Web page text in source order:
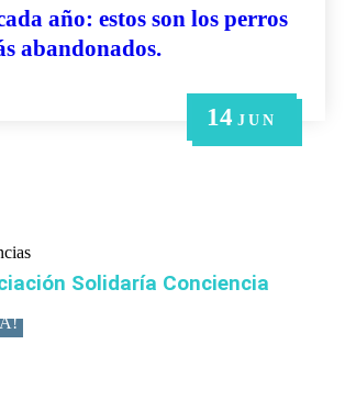
14 JUN
6 MAY
6 MAY
21 JUN
14 JUN
año: estos son los perros
abandonados.
Solidaría Conciencia